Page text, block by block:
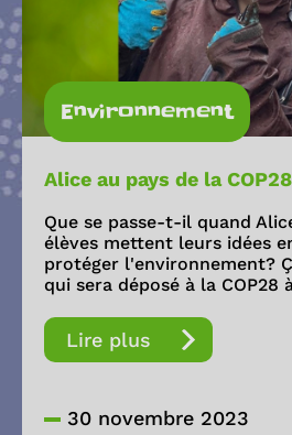
Environnement
Alice au pays de la COP28
Que se passe-t-il quand
élèves mettent leurs idées
protéger l'environnement?
qui sera déposé à la COP28
Lire plus
30 novembre 2023